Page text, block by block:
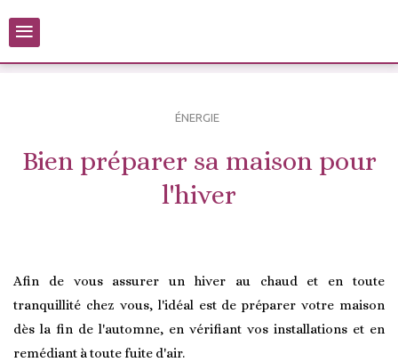
≡
ÉNERGIE
Bien préparer sa maison pour
l'hiver
Afin de vous assurer un hiver au chaud et en toute
tranquillité chez vous, l'idéal est de préparer votre maison
dès la fin de l'automne, en vérifiant vos installations et en
remédiant à toute fuite d'air.